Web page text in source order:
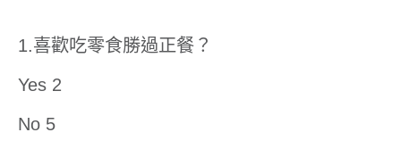
1.喜歡吃零食勝過正餐？
Yes 2
No 5